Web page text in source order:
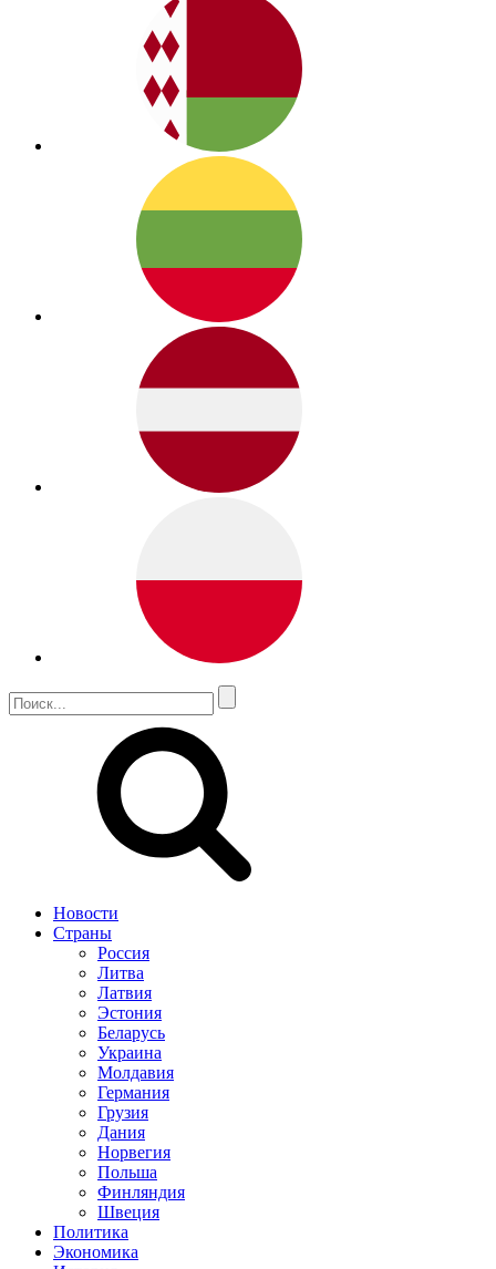
Новости
Страны
Россия
Литва
Латвия
Эстония
Беларусь
Украина
Молдавия
Германия
Грузия
Дания
Норвегия
Польша
Финляндия
Швеция
Политика
Экономика